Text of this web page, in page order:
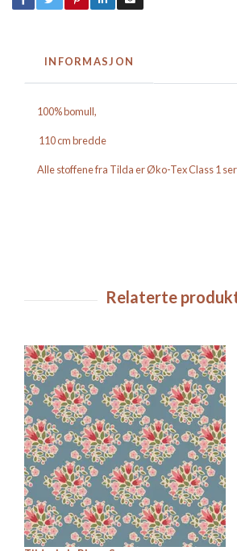
INFORMASJON
100% bomull,
110 cm bredde
Alle stoffene fra Tilda er Øko-Tex Class 1